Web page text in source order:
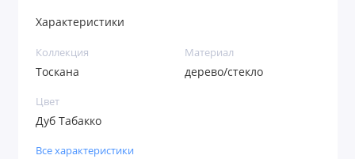
Характеристики
Коллекция
Тоскана
Материал
дерево/стекло
Цвет
Дуб Табакко
Все характеристики